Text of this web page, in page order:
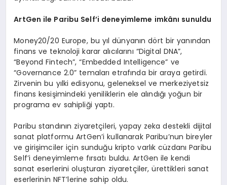
ArtGen ile Paribu Self’i deneyimleme imkânı sunuldu
Money20/20 Europe, bu yıl dünyanın dört bir yanından
finans ve teknoloji karar alıcılarını “Digital DNA”,
“Beyond Fintech”, “Embedded Intelligence” ve
“Governance 2.0” temaları etrafında bir araya getirdi.
Zirvenin bu yılki edisyonu, geleneksel ve merkeziyetsiz
finans kesişimindeki yeniliklerin ele alındığı yoğun bir
programa ev sahipliği yaptı.
Paribu standının ziyaretçileri, yapay zeka destekli dijital
sanat platformu ArtGen’i kullanarak Paribu’nun bireyler
ve girişimciler için sunduğu kripto varlık cüzdanı Paribu
Self’i deneyimleme fırsatı buldu. ArtGen ile kendi
sanat eserlerini oluşturan ziyaretçiler, ürettikleri sanat
eserlerinin NFT’lerine sahip oldu.